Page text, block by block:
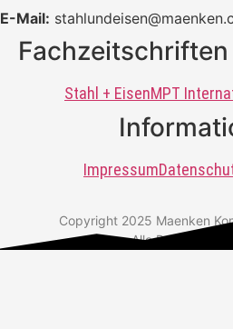
E-Mail:
Stahl + EisenMPT
Impressum
Copyright 2025 Maenken
Alle Rechte